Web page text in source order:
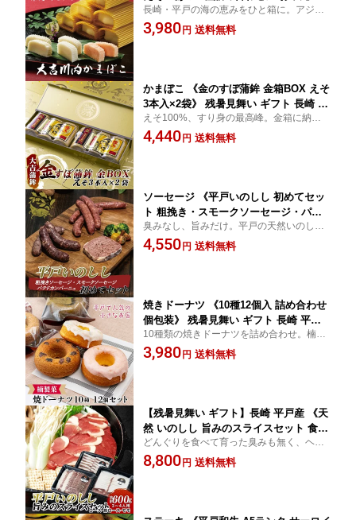
中元 暑中見舞い 残暑見舞い ギフト 送
料無料 長崎 平戸名物 川内かまぼこ 練
長崎・平戸の海の恵みをひと箱に。アジ・
えそ・あご、三者三様の旨みを食べ比べ。
老舗が守る本格かまぼこを、大切な方への
3,980 円 送料無料
かまぼこ 《金のすぼ蒲鉾 金箱BOX えそ
3本入×2袋》 残暑見舞い ギフト 長崎 平
戸名物 大吉蒲鉾 最上級 高級 練り物 お
取り寄せグルメ 夏ギフト おつまみ 酒の
えそ100%、すり身の最高峰。金箱に納めた
最上級のすぼ蒲鉾は、味も見た目も別格。
特別な方へ贈る、平戸の誇り。
4,440 円 送料無料
ソーセージ 《平戸いのしし 初めてセッ
ト 粗挽き・スモークソーセージ・パ
テ》 お中元 御中元 暑中見舞い 残暑見
舞い ギフト 長崎県産 ジビエ 猪肉 食べ
臭みなし、旨みだけ。平戸の天然いのしし
を粗挽き・スモーク・パテで食べ比べ。ジ
ビエ初心者にこそ試してほしいスタミナ満
4,550 円 送料無料
焼きドーナツ 《10種12個入 詰め合わせ
個包装》 残暑見舞い ギフト 長崎 平戸
楠製菓 国産 ヘルシースイーツ 洋菓子
お茶請け 手土産 お取り寄せグルメ 夏ギ
10種類の焼きドーナツを詰め合わせ。楠製
菓が国産素材で焼き上げた、しっとりヘル
シーな洋菓子。個包装で手土産にも。
3,980 円 送料無料
【残暑見舞い ギフト】長崎 平戸産 《天
然 いのしし 旨みのスライスセット 食べ
比べ》 ジビエ 猪肉 高たんぱく ヘルシ
ー 臭みなし 焼肉 ぼたん鍋 スタミナ お
どんぐりを食べて育った臭みも無く、ヘル
シーでとても柔らかいのが特徴です。今ま
でいのしし肉に苦手意識がある方にも味わ
8,800 円 送料無料